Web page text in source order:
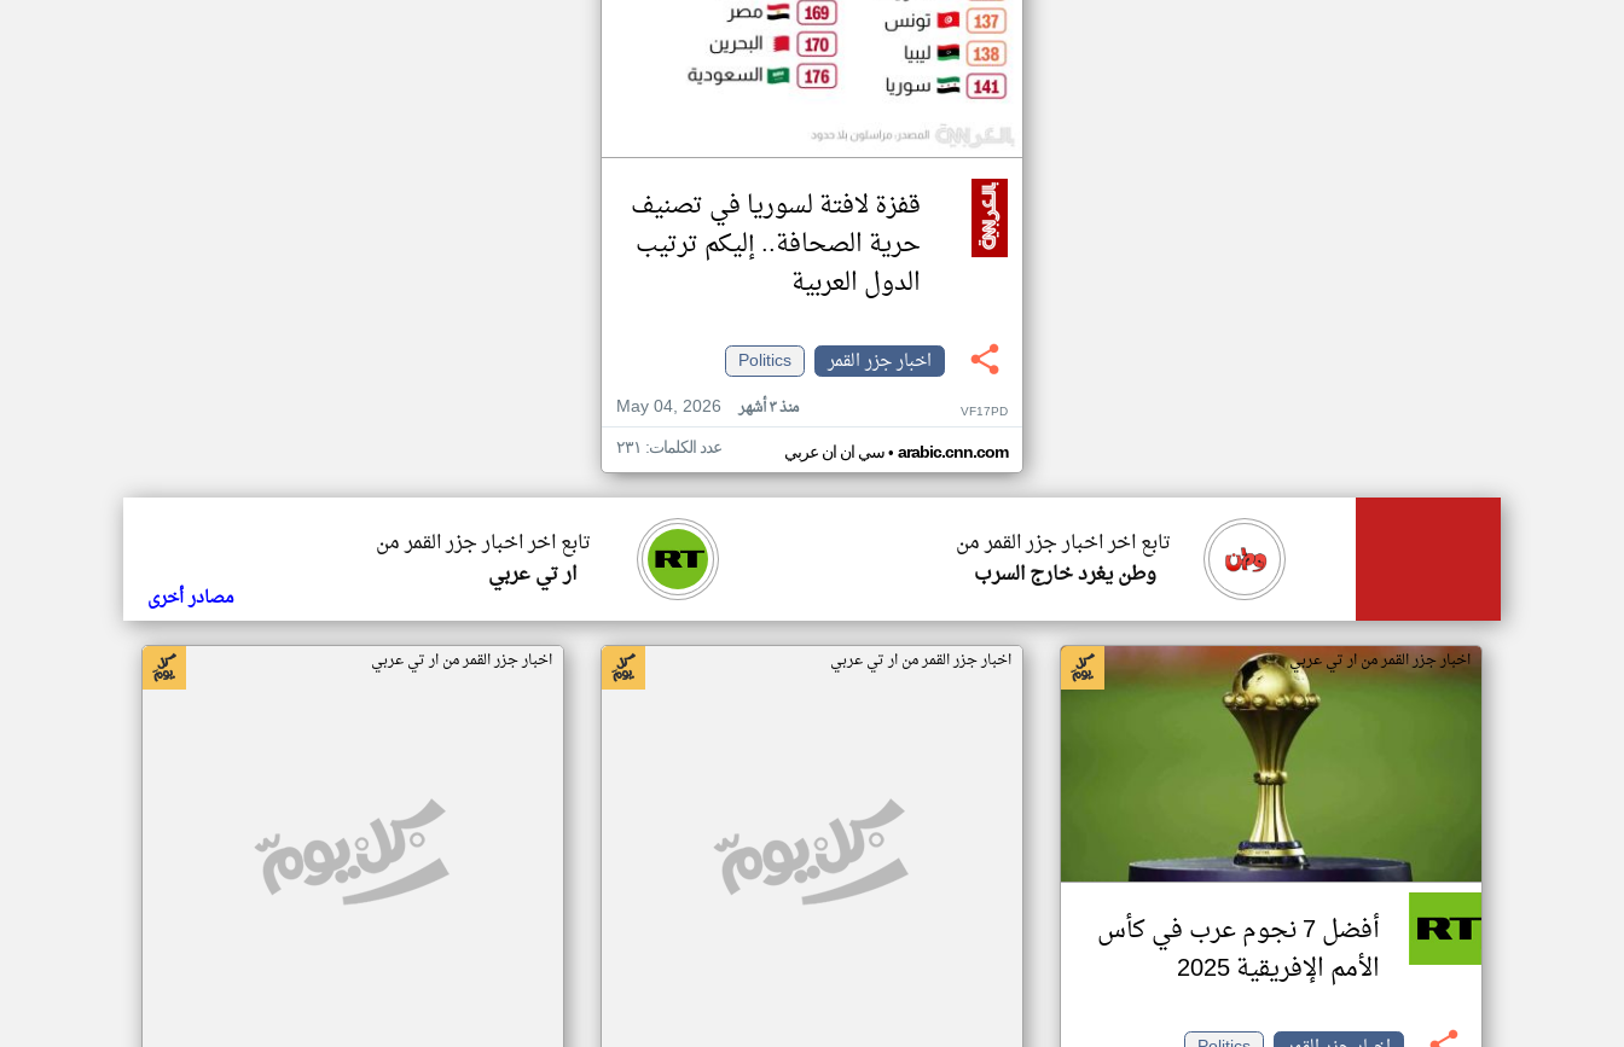
قفزة لافتة لسوريا في تصنيف
حرية الصحافة.. إليكم ترتيب
الدول العربية
اخبار جزر القمر
Politics
May 04, 2026
منذ ٣ أشهر VF17PD
سي ان ان عربي• arabic.cnn.com عدد الكلمات: ٢٣١
تابع اخر اخبار جزر القمر من
ار تي عربي
تابع اخر اخبار جزر القمر من
وطن يغرد خارج السرب
مصادر أخرى
اخبار جزر القمر من ار تي عربي
أفضل 7 نجوم عرب في كأس
الأمم الإفريقية 2025
اخبار جزر القمر من ار تي عربي اخبار جزر القمر من ار تي عربي